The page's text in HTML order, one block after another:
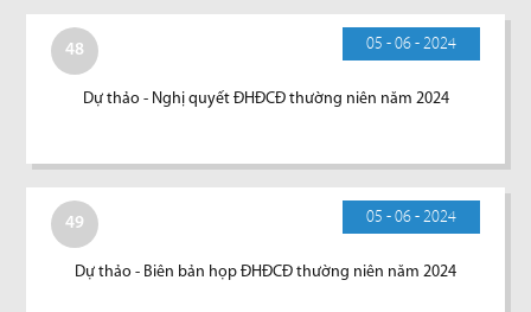
48 05 - 06 - 2024
Dự thảo - Nghị quyết ĐHĐCĐ thường niên năm 2024
49 05 - 06 - 2024
Dự thảo - Biên bản họp ĐHĐCĐ thường niên năm 2024